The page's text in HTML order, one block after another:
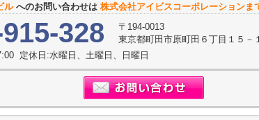
ルへのお問い合わせは 株式会社アイビスコーポレーションま
328
〒194-0013
東京都町田市原町田６丁目１５－
定休日:水曜日、土曜日、日曜日